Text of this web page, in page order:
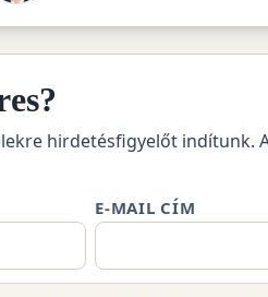
hirdetésfigyelőt indítunk.
E-MAIL CÍM